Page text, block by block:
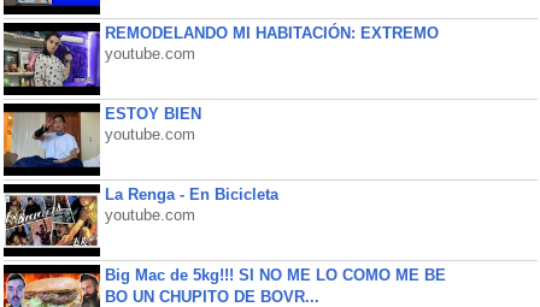
REMODELANDO MI HABITACIÓN: EXTREMO
youtube.com
ESTOY BIEN
youtube.com
La Renga - En Bicicleta
youtube.com
Big Mac de 5kg!!! SI NO ME LO COMO ME BE
BO UN CHUPITO DE BOVR...